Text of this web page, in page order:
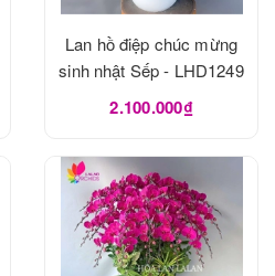
Lan hồ điệp chúc mừng
sinh nhật Sếp - LHD1249
2.100.000₫